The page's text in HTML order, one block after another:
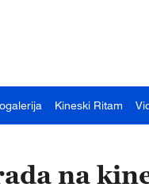
Kineski Ritam
na